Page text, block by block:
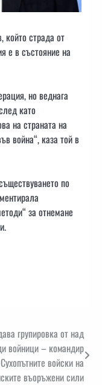
който страда от
е в състояние на
но веднага
като
на страната на
война“, каза той в
по
за отнемане
групировка от над
войници – командир
войски на
въоръжени сили